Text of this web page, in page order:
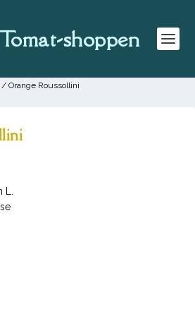
shoppen
/ Orange Roussollini